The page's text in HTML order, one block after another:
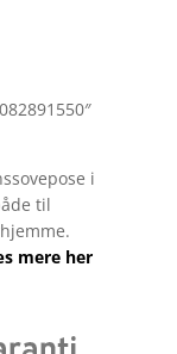
i
til
mere her